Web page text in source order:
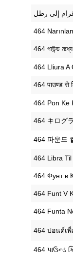
‎464
‎464 পাউন্ড
‎464 Lliura A
‎464 पाउण्ड से
‎464 Pon Ke
‎464 キログ
‎464 파운드
‎464 Libra
‎464 Фунт в
‎464 Funt V
‎464 Funta
‎464 ปอนด์เ
‎464 પાઉન્ડ